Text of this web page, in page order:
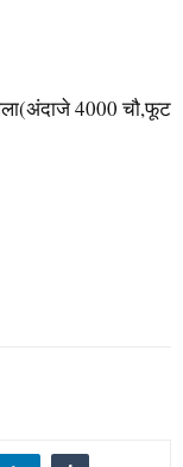
4000 चौ,फूट